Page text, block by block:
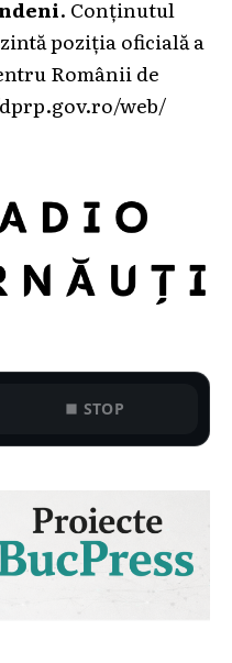
. Conținutul
poziția oficială a
Românii de
web/
STOP